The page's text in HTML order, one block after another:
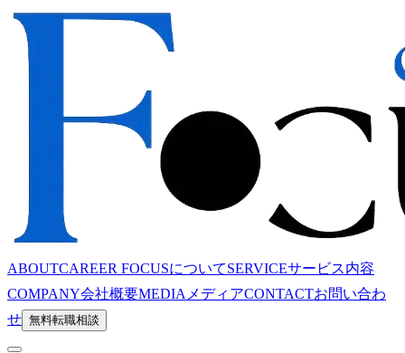
ABOUTCAREER FOCUSについてSERVICEサービス内容
COMPANY会社概要MEDIA メディアCONTACTお問い合わ
せ 無料転職相談